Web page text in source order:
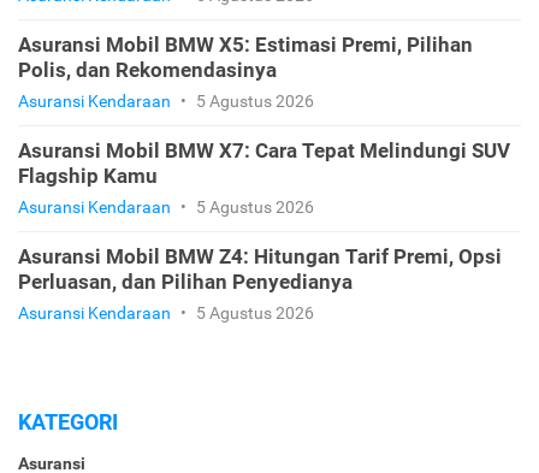
Asuransi Mobil BMW X5: Estimasi Premi, Pilihan
Polis, dan Rekomendasinya
Asuransi Kendaraan • 5 Agustus 2026
Asuransi Mobil BMW X7: Cara Tepat Melindungi SUV
Flagship Kamu
Asuransi Kendaraan • 5 Agustus 2026
Asuransi Mobil BMW Z4: Hitungan Tarif Premi, Opsi
Perluasan, dan Pilihan Penyedianya
Asuransi Kendaraan • 5 Agustus 2026
KATEGORI
Asuransi